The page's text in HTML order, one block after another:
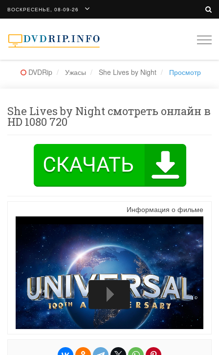
ВОСКРЕСЕНЬЕ, 08-09-26
DVDRip Ужасы She Lives by Night Просмотр
She Lives by Night смотреть онлайн в
HD 1080 720
Информация о фильме